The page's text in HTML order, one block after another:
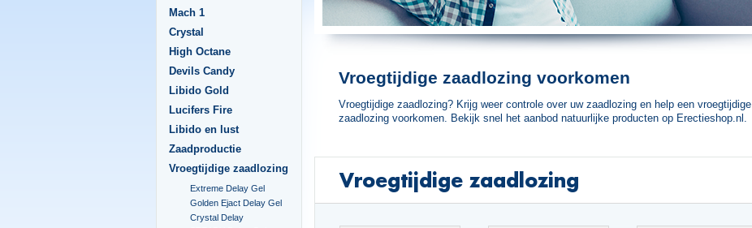
Mach 1
Crystal
High Octane
Devils Candy
Libido Gold
Lucifers Fire
Libido en lust
Zaadproductie
Vroegtijdige zaadlozing
Extreme Delay Gel
Golden Ejact Delay Gel
Crystal Delay
Vroegtijdige zaadlozing voorkomen
Vroegtijdige zaadlozing? Krijg weer controle over uw zaadlozing en help een vroegtijdige
zaadlozing voorkomen. Bekijk snel het aanbod natuurlijke producten op Erectieshop.nl.
Vroegtijdige zaadlozing